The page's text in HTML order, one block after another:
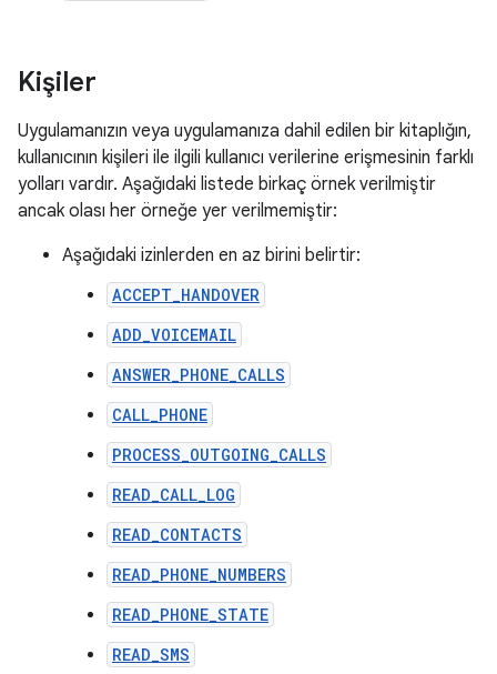
Kişiler
Uygulamanızın veya uygulamanıza dahil edilen bir kitaplığın,
kullanıcının kişileri ile ilgili kullanıcı verilerine erişmesinin farklı
yolları vardır. Aşağıdaki listede birkaç örnek verilmiştir
ancak olası her örneğe yer verilmemiştir:
Aşağıdaki izinlerden en az birini belirtir:
ACCEPT_HANDOVER
ADD_VOICEMAIL
ANSWER_PHONE_CALLS
CALL_PHONE
PROCESS_OUTGOING_CALLS
READ_CALL_LOG
READ_CONTACTS
READ_PHONE_NUMBERS
READ_PHONE_STATE
READ_SMS